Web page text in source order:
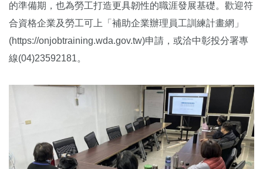
的準備期，也為勞工打造更具韌性的職涯發展基礎。歡迎符
合資格企業及勞工可上「補助企業辦理員工訓練計畫網」
(https://onjobtraining.wda.gov.tw)申請，或洽中彰投分署專
線(04)23592181。